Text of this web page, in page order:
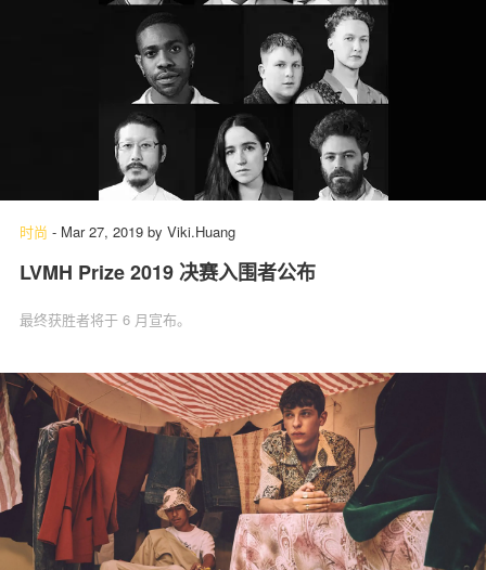
时尚 - Mar 27, 2019 by Viki.Huang
LVMH Prize 2019 决赛入围者公布
最终获胜者将于 6 月宣布。